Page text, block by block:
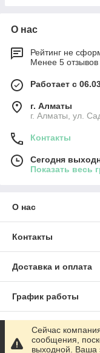
О нас
Рейтинг не
Менее 5 отзывов
Работает с
г. Алматы
г. Алматы, ул.
Контакты
Сегодня
Показать весь
О нас
Контакты
Доставка и оплата
График работы
Полная версия
Сейчас
сообщения,
выходной. Ваша